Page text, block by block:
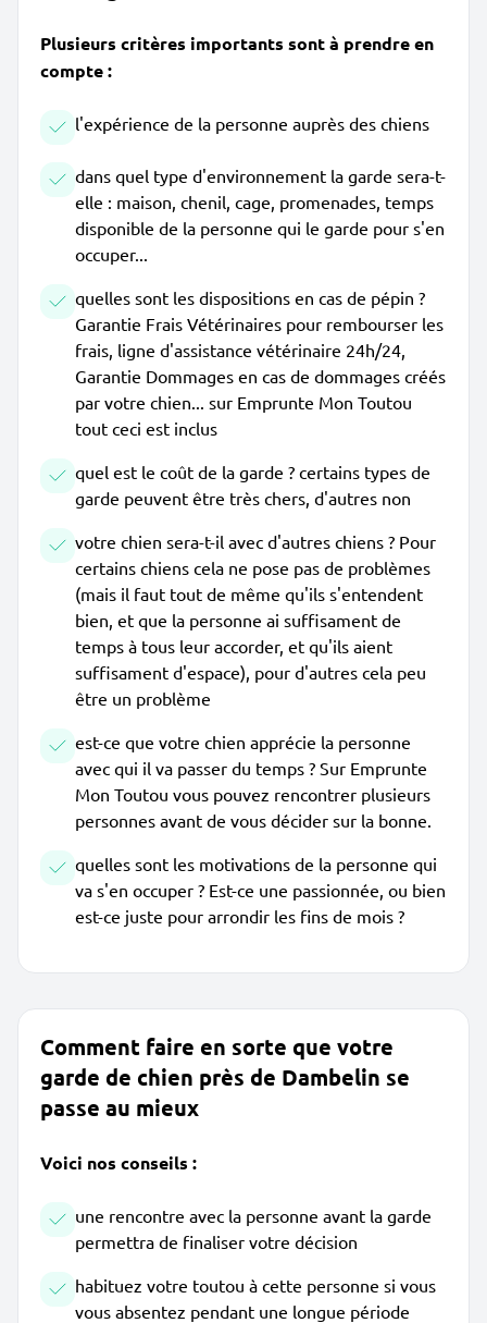
Plusieurs critères importants sont à prendre en
compte :
l'expérience de la personne auprès des chiens
dans quel type d'environnement la garde sera-t-
elle : maison, chenil, cage, promenades, temps
disponible de la personne qui le garde pour s'en
occuper...
quelles sont les dispositions en cas de pépin ?
Garantie Frais Vétérinaires pour rembourser les
frais, ligne d'assistance vétérinaire 24h/24,
Garantie Dommages en cas de dommages créés
par votre chien... sur Emprunte Mon Toutou
tout ceci est inclus
quel est le coût de la garde ? certains types de
garde peuvent être très chers, d'autres non
votre chien sera-t-il avec d'autres chiens ? Pour
certains chiens cela ne pose pas de problèmes
(mais il faut tout de même qu'ils s'entendent
bien, et que la personne ai suffisament de
temps à tous leur accorder, et qu'ils aient
suffisament d'espace), pour d'autres cela peu
être un problème
est-ce que votre chien apprécie la personne
avec qui il va passer du temps ? Sur Emprunte
Mon Toutou vous pouvez rencontrer plusieurs
personnes avant de vous décider sur la bonne.
quelles sont les motivations de la personne qui
va s'en occuper ? Est-ce une passionnée, ou bien
est-ce juste pour arrondir les fins de mois ?
Comment faire en sorte que votre
garde de chien près de Dambelin se
passe au mieux
Voici nos conseils :
une rencontre avec la personne avant la garde
permettra de finaliser votre décision
habituez votre toutou à cette personne si vous
vous absentez pendant une longue période